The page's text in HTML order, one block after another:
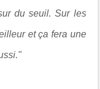
du seuil. Sur les
et ça fera une